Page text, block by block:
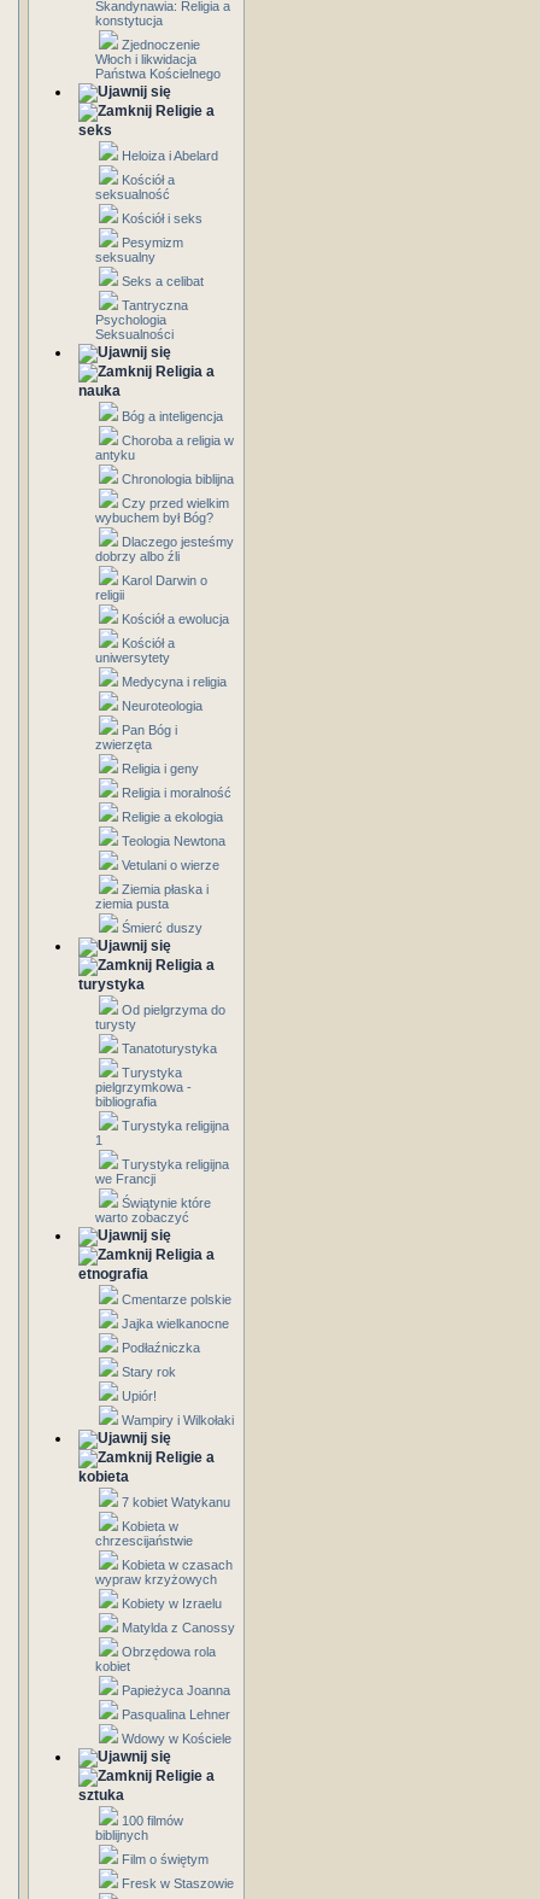
Skandynawia: Religia a
konstytucja
Zjednoczenie
Włoch i likwidacja
Państwa Kościelnego
Religie a
seks
Heloiza i Abelard
Kościół a
seksualność
Kościół i seks
Pesymizm
seksualny
Seks a celibat
Tantryczna
Psychologia
Seksualności
Religia a
nauka
Bóg a inteligencja
Choroba a religia w
antyku
Chronologia biblijna
Czy przed wielkim
wybuchem był Bóg?
Dlaczego jesteśmy
dobrzy albo źli
Karol Darwin o
religii
Kościół a ewolucja
Kościół a
uniwersytety
Medycyna i religia
Neuroteologia
Pan Bóg i
zwierzęta
Religia i geny
Religia i moralność
Religie a ekologia
Teologia Newtona
Vetulani o wierze
Ziemia płaska i
ziemia pusta
Śmierć duszy
Religia a
turystyka
Od pielgrzyma do
turysty
Tanatoturystyka
Turystyka
pielgrzymkowa -
bibliografia
Turystyka religijna
1
Turystyka religijna
we Francji
Świątynie które
warto zobaczyć
Religia a
etnografia
Cmentarze polskie
Jajka wielkanocne
Podłaźniczka
Stary rok
Upiór!
Wampiry i Wilkołaki
Religie a
kobieta
7 kobiet Watykanu
Kobieta w
chrzescijaństwie
Kobieta w czasach
wypraw krzyżowych
Kobiety w Izraelu
Matylda z Canossy
Obrzędowa rola
kobiet
Papieżyca Joanna
Pasqualina Lehner
Wdowy w Kościele
Religie a
sztuka
100 filmów
biblijnych
Film o świętym
Fresk w Staszowie